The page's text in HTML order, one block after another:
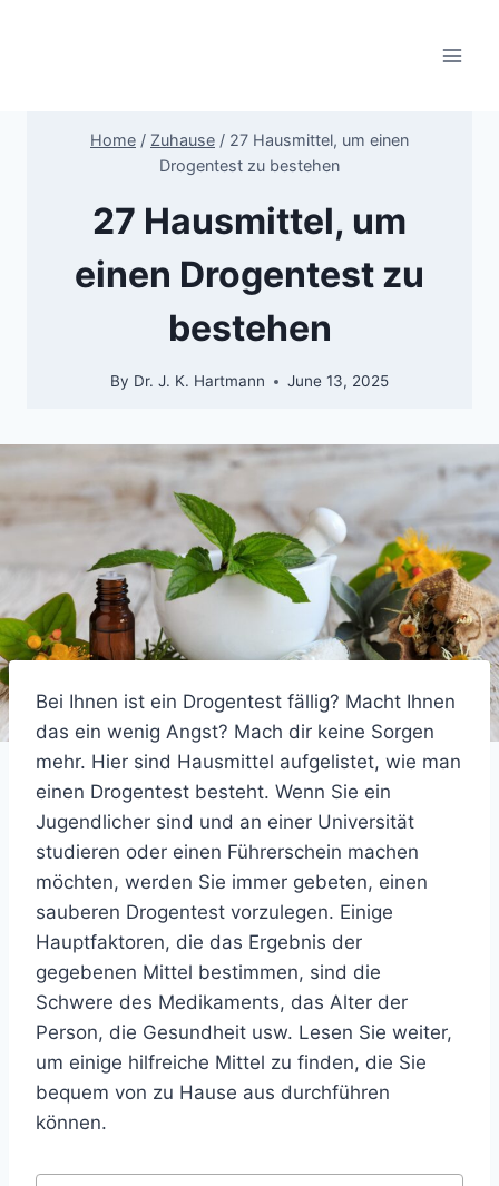
Home / Zuhause / 27 Hausmittel, um einen
Drogentest zu bestehen
27 Hausmittel, um
einen Drogentest zu
bestehen
By Dr. J. K. Hartmann June 13, 2025
Bei Ihnen ist ein Drogentest fällig? Macht Ihnen
das ein wenig Angst? Mach dir keine Sorgen
mehr. Hier sind Hausmittel aufgelistet, wie man
einen Drogentest besteht. Wenn Sie ein
Jugendlicher sind und an einer Universität
studieren oder einen Führerschein machen
möchten, werden Sie immer gebeten, einen
sauberen Drogentest vorzulegen. Einige
Hauptfaktoren, die das Ergebnis der
gegebenen Mittel bestimmen, sind die
Schwere des Medikaments, das Alter der
Person, die Gesundheit usw. Lesen Sie weiter,
um einige hilfreiche Mittel zu finden, die Sie
bequem von zu Hause aus durchführen
können.